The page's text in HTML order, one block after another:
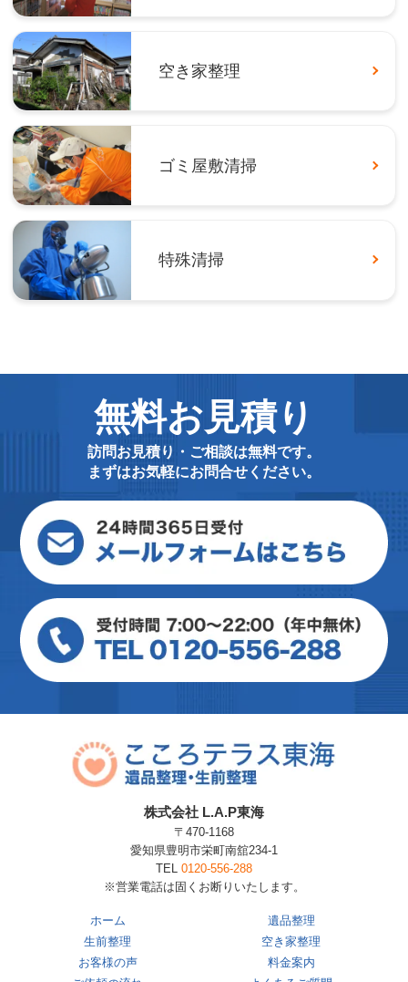
空き家整理
ゴミ屋敷清掃
特殊清掃
無料お見積り
訪問お見積り・ご相談は無料です。
まずはお気軽にお問合せください。
株式会社 L.A.P東海
〒470-1168
愛知県豊明市栄町南舘234-1
TEL 0120-556-288
※営業電話は固くお断りいたします。
ホーム
遺品整理
生前整理
空き家整理
お客様の声
料金案内